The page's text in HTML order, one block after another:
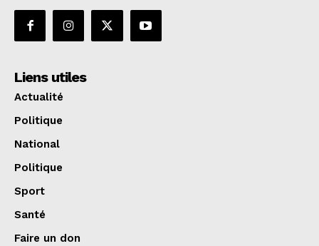
Liens utiles
Actualité
Politique
National
Politique
Sport
Santé
Faire un don